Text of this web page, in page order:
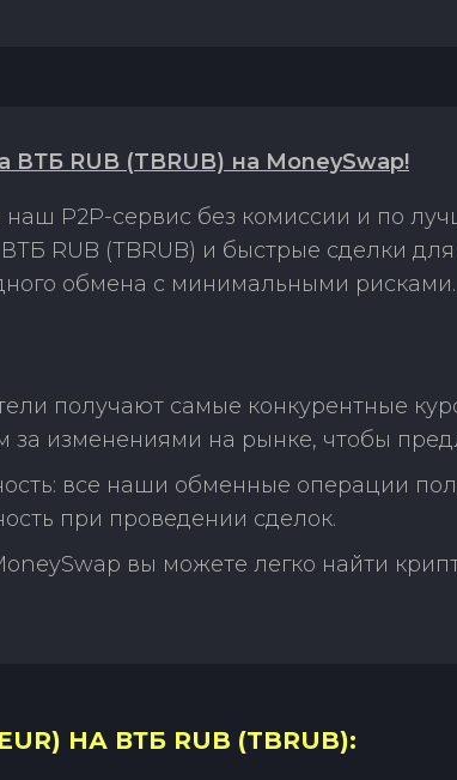
ВТБ RUB (TBRUB) на MoneySwap!
P2P-сервис без комиссии и по
RUB (TBRUB) и быстрые сделки
обмена с минимальными
получают самые конкурентные
за изменениями на рынке, чтобы
все наши обменные операции
при проведении сделок.
вы можете легко найти
НА ВТБ RUB (TBRUB):